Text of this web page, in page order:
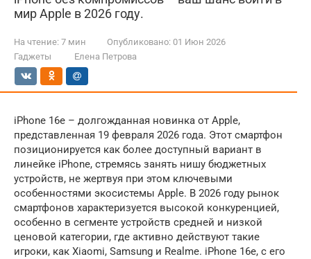
мир Apple в 2026 году.
На чтение: 7 мин Опубликовано: 01 Июн 2026
Гаджеты
Елена Петрова
iPhone 16e – долгожданная новинка от Apple,
представленная 19 февраля 2026 года. Этот смартфон
позиционируется как более доступный вариант в
линейке iPhone, стремясь занять нишу бюджетных
устройств, не жертвуя при этом ключевыми
особенностями экосистемы Apple. В 2026 году рынок
смартфонов характеризуется высокой конкуренцией,
особенно в сегменте устройств средней и низкой
ценовой категории, где активно действуют такие
игроки, как Xiaomi, Samsung и Realme. iPhone 16e, с его